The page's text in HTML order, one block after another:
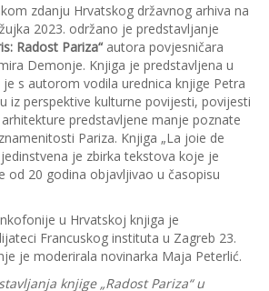
zdanju Hrvatskog državnog arhiva na
2023. održano je predstavljanje
Radost Pariza“autora povjesničara
Demonje. Knjiga je predstavljena u
s autorom vodila urednica knjige Petra
iz perspektive kulturne povijesti, povijesti
predstavljene manje poznate
Pariza. Knjiga „La joie de
jedinstvena je zbirka tekstova koje je
od 20 godina objavljivao u časopisu
u Hrvatskoj knjiga je
Francuskog instituta u Zagreb 23.
je moderirala novinarka Maja Peterlić.
knjige „Radost Pariza“ u